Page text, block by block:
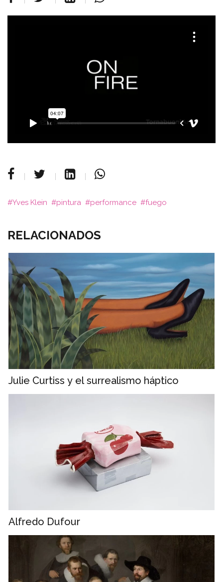
Yves Klein pintura performance fuego
RELACIONADOS
Julie Curtiss y el surrealismo háptico
Alfredo Dufour